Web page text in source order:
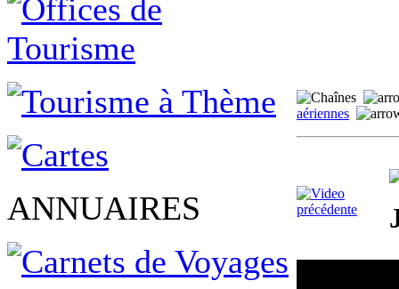
ANNUAIRES
aériennes